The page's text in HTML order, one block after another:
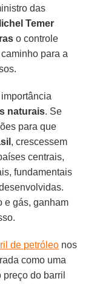
das
Temer
o controle
para a
naturais. Se
para que
, crescessem
centrais,
fundamentais
e gás, ganham
de petróleo nos
como uma
do barril